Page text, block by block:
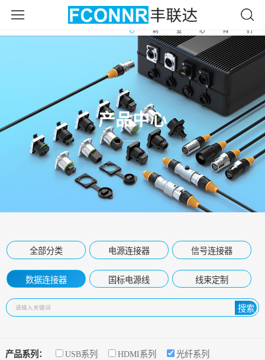
首
页
产
品
中
心
由
定
制
用
行
业
心
持
于
我
们
产品中心
全部分类 电源连接器 信号连接器
数据连接器 国标电源线 线束定制
搜索
产品系列： USB系列 HDMI系列 光纤系列